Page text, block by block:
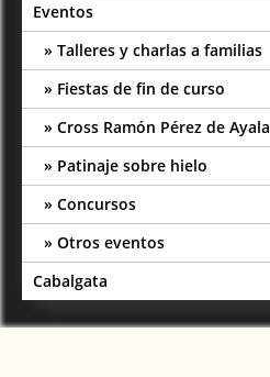
Eventos
Talleres y charlas a familias
Fiestas de fin de curso
Cross Ramón Pérez de Ayala
Patinaje sobre hielo
Concursos
Otros eventos
Cabalgata